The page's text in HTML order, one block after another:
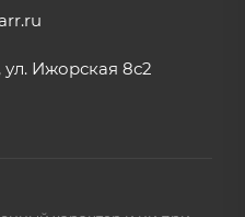
ул. Ижорская 8с2